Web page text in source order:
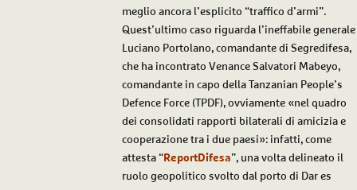
meglio ancora l’esplicito “traffico d’armi”.
Quest’ultimo caso riguarda l’ineffabile generale
Luciano Portolano, comandante di Segredifesa,
che ha incontrato Venance Salvatori Mabeyo,
comandante in capo della Tanzanian People’s
Defence Force (TPDF), ovviamente «nel quadro
dei consolidati rapporti bilaterali di amicizia e
cooperazione tra i due paesi»: infatti, come
attesta “ReportDifesa”, una volta delineato il
ruolo geopolitico svolto dal porto di Dar es